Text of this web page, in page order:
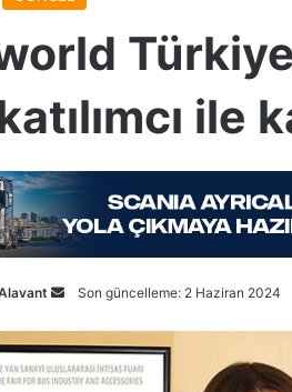
ile
Bir
posta
göndermek
Son güncelleme: 2 Haziran 2024